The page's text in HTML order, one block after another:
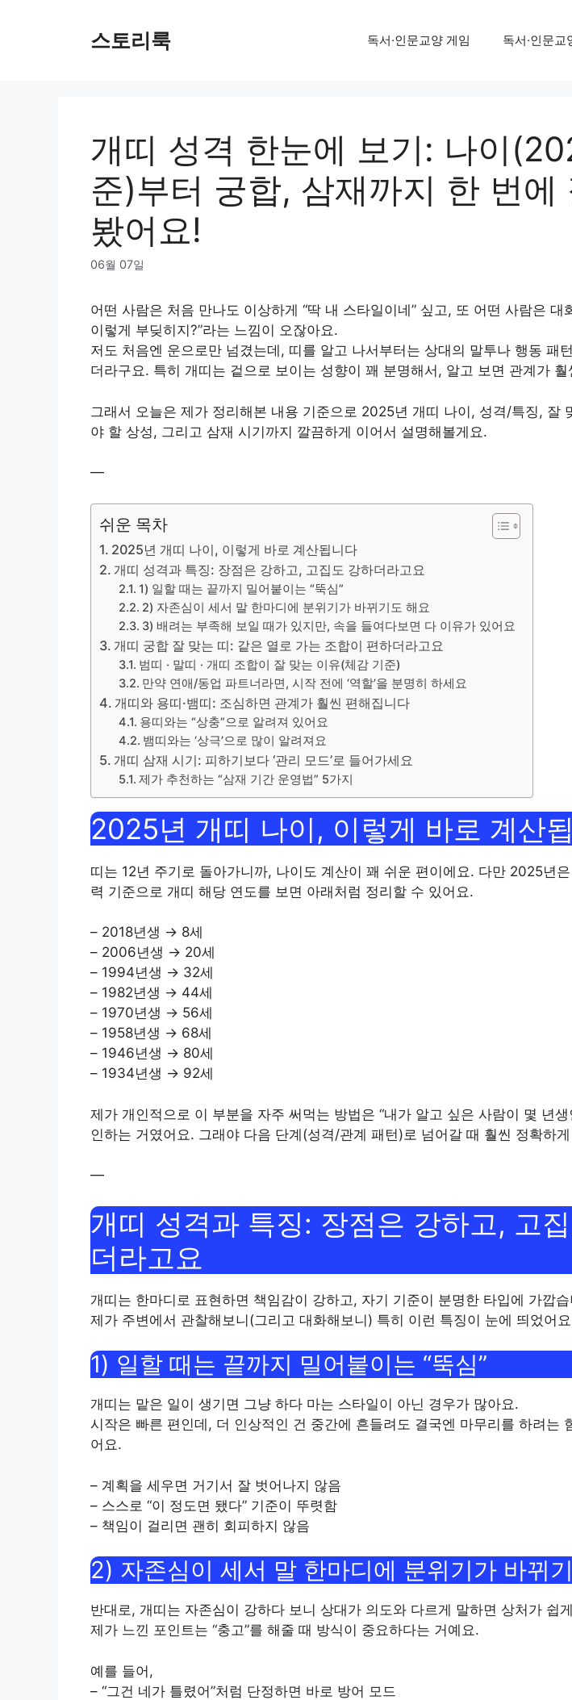
스토리룩 독서·인문교양 게임 독서·인문
개띠 성격 한눈에 보기: 나이
준)부터 궁합, 삼재까지 한 번에
봤어요!
06월 07일
어떤 사람은 처음 만나도 이상하게 “딱 내 스타일이네” 싶고, 또 어떤 사람은 대
이렇게 부딪히지?”라는 느낌이 오잖아요.
저도 처음엔 운으로만 넘겼는데, 띠를 알고 나서부터는 상대의 말투나 행동 패
더라구요. 특히 개띠는 겉으로 보이는 성향이 꽤 분명해서, 알고 보면 관계가
그래서 오늘은 제가 정리해본 내용 기준으로 2025년 개띠 나이, 성격/특징, 잘
야 할 상성, 그리고 삼재 시기까지 깔끔하게 이어서 설명해볼게요.
—
쉬운 목차
2025년 개띠 나이, 이렇게 바로 계산됩니다
개띠 성격과 특징: 장점은 강하고, 고집도 강하더라고요
1) 일할 때는 끝까지 밀어붙이는 “뚝심”
2) 자존심이 세서 말 한마디에 분위기가 바뀌기도 해요
3) 배려는 부족해 보일 때가 있지만, 속을 들여다보면 다 이유가 있어요
개띠 궁합 잘 맞는 띠: 같은 열로 가는 조합이 편하더라고요
범띠 · 말띠 · 개띠 조합이 잘 맞는 이유(체감 기준)
만약 연애/동업 파트너라면, 시작 전에 ‘역할’을 분명히 하세요
개띠와 용띠·뱀띠: 조심하면 관계가 훨씬 편해집니다
용띠와는 “상충”으로 알려져 있어요
뱀띠와는 ‘상극’으로 많이 알려져요
개띠 삼재 시기: 피하기보다 ‘관리 모드’로 들어가세요
제가 추천하는 “삼재 기간 운영법” 5가지
2025년 개띠 나이, 이렇게 바로 계산
띠는 12년 주기로 돌아가니까, 나이도 계산이 꽤 쉬운 편이에요. 다만 2025년
력 기준으로 개띠 해당 연도를 보면 아래처럼 정리할 수 있어요.
– 2018년생 → 8세
– 2006년생 → 20세
– 1994년생 → 32세
– 1982년생 → 44세
– 1970년생 → 56세
– 1958년생 → 68세
– 1946년생 → 80세
– 1934년생 → 92세
제가 개인적으로 이 부분을 자주 써먹는 방법은 “내가 알고 싶은 사람이 몇 년
인하는 거였어요. 그래야 다음 단계(성격/관계 패턴)로 넘어갈 때 훨씬 정확하
—
개띠 성격과 특징: 장점은 강하고, 고
더라고요
개띠는 한마디로 표현하면 책임감이 강하고, 자기 기준이 분명한 타입에 가깝
제가 주변에서 관찰해보니(그리고 대화해보니) 특히 이런 특징이 눈에 띄었어
1) 일할 때는 끝까지 밀어붙이는 “뚝심”
개띠는 맡은 일이 생기면 그냥 하다 마는 스타일이 아닌 경우가 많아요.
시작은 빠른 편인데, 더 인상적인 건 중간에 흔들려도 결국엔 마무리를 하려는
어요.
– 계획을 세우면 거기서 잘 벗어나지 않음
– 스스로 “이 정도면 됐다” 기준이 뚜렷함
– 책임이 걸리면 괜히 회피하지 않음
2) 자존심이 세서 말 한마디에 분위기가 바뀌
반대로, 개띠는 자존심이 강하다 보니 상대가 의도와 다르게 말하면 상처가 쉽
제가 느낀 포인트는 “충고”를 해줄 때 방식이 중요하다는 거예요.
예를 들어,
– “그건 네가 틀렸어”처럼 단정하면 바로 방어 모드